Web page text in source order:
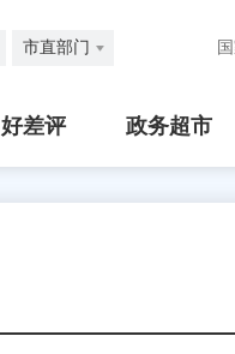
市直部门
好差评 政务超市